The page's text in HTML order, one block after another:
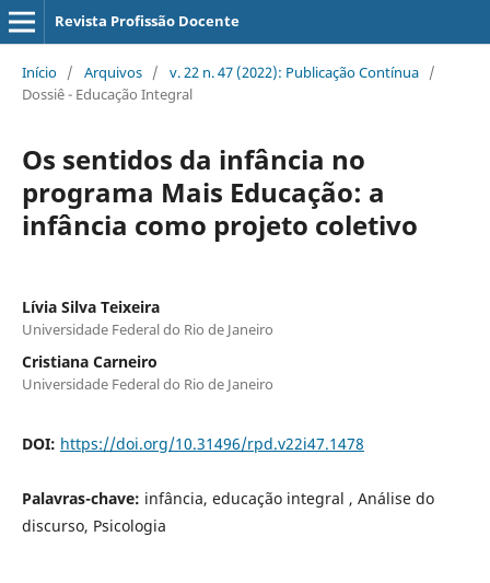
Revista Profissão Docente
Início / Arquivos / v. 22 n. 47 (2022): Publicação Contínua /
Dossiê - Educação Integral
Os sentidos da infância no
programa Mais Educação: a
infância como projeto coletivo
Lívia Silva Teixeira
Universidade Federal do Rio de Janeiro
Cristiana Carneiro
Universidade Federal do Rio de Janeiro
DOI: https://doi.org/10.31496/rpd.v22i47.1478
Palavras-chave: infância, educação integral , Análise do
discurso, Psicologia